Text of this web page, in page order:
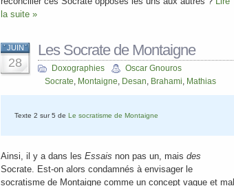
la suite »
JUIN
28
Les Socrate de Montaigne
Doxographies
Oscar Gnouros
Socrate, Montaigne, Desan, Brahami, Mathias
Texte 2 sur 5 de Le socratisme de Montaigne
Ainsi, il y a dans les Essais non pas un, mais des
Socrate. Est-on alors condamnés à envisager le
socratisme de Montaigne comme un concept vague et mal